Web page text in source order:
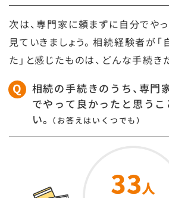
次は、専門家に頼まずに自分でや
見ていきましょう。相続経験者が「
た」と感じたものは、どんな手続き
相続の手続きのうち、専門
でやって良かったと思う
い。 （お答えはいくつでも）